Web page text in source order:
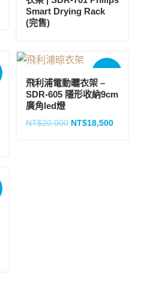
Smart Drying Rack
(完售)
飛利浦電動曬衣架 –
SDR-605 隱形收納9cm
廣角led燈
NT$20,000 NT$18,500